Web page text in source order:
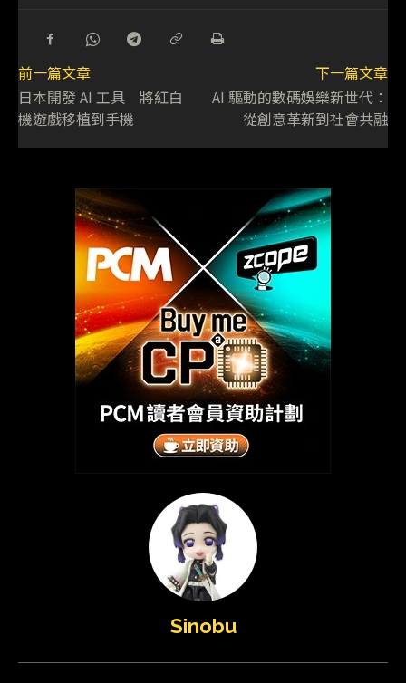
前一篇文章
日本開發 AI 工具 將紅白
機遊戲移植到手機
下一篇文章
AI 驅動的數碼娛樂新世代：
從創意革新到社會共融
Sinobu